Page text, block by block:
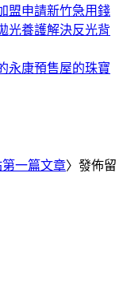
盟申請新竹急用錢
光養護解決反光背
永康預售屋的珠寶
一篇文章〉發佈留